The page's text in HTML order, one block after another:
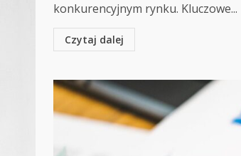
konkurencyjnym rynku. Kluczowe...
Czytaj dalej